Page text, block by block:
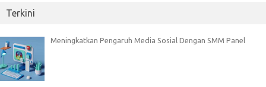
Terkini
Meningkatkan Pengaruh Media Sosial Dengan SMM Panel